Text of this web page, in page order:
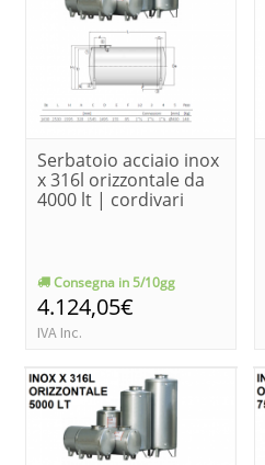
Serbatoio acciaio inox
x 316l orizzontale da
4000 lt | cordivari
Consegna in 5/10gg
4.124,05€
IVA Inc.